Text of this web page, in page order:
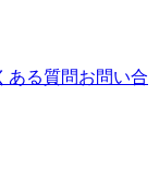
ある質問お問い合